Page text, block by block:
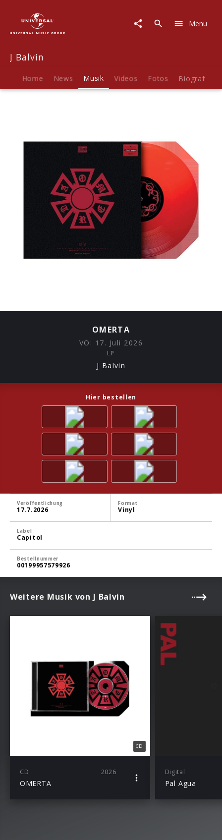
Musik
OMERTA
Menu
J Balvin
Home News Musik Videos Fotos Biografie
OMERTA
VÖ: 17. Juli 2026
LP
J Balvin
Hier bestellen
Veröffentlichung
17.7.2026
Format
Vinyl
Label
Capitol
Bestellnummer
00199957579926
Weitere Musik von J Balvin
CD
CD 2026
OMERTA
Digital
Pal Agua